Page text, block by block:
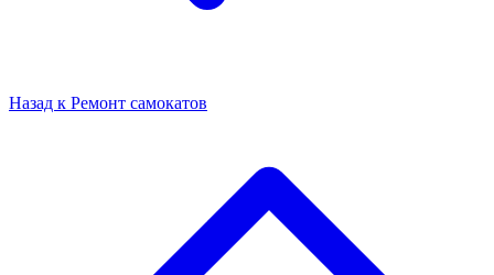
Назад к Ремонт самокатов